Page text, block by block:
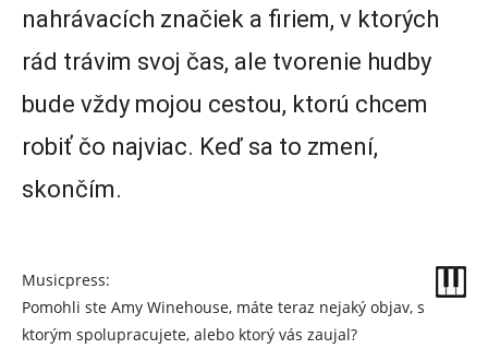
nahrávacích značiek a firiem, v ktorých
rád trávim svoj čas, ale tvorenie hudby
bude vždy mojou cestou, ktorú chcem
robiť čo najviac. Keď sa to zmení,
skončím.
Musicpress:
Pomohli ste Amy Winehouse, máte teraz nejaký objav, s
ktorým spolupracujete, alebo ktorý vás zaujal?